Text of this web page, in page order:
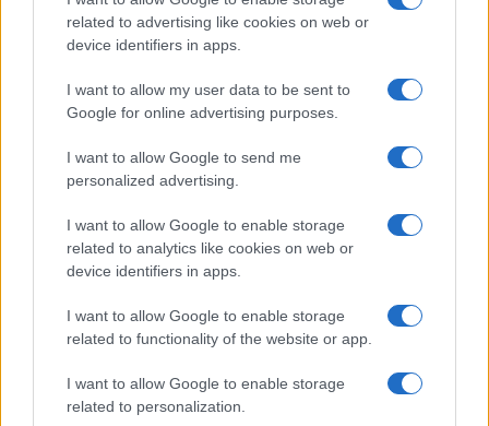
related to advertising like cookies on web or
device identifiers in apps.
I want to allow my user data to be sent to
Google for online advertising purposes.
I want to allow Google to send me
personalized advertising.
I want to allow Google to enable storage
related to analytics like cookies on web or
device identifiers in apps.
I want to allow Google to enable storage
related to functionality of the website or app.
I want to allow Google to enable storage
related to personalization.
nagyjai érkeznek, hogy megvitassák a zenei élet kérdéseit.
Philippe Weiss,Kendrick Lamar, Madonna és az RHCP
mixere kelet-európai jelentkezők zenéit várja, amikről
nyilvánosan mondja majd el véleményét. A limitált létszámú
workshopja. A Can music make you sick?című tanulmány
szerzője arra keresi a választ, hogy miért gyakoribbak a
illetve hogy ez a jelenség hogyan orvosolható.
Ezek mellett sok hasznos tudást zsebelhetnek be a
konferenciára jegyet váltó látogatók a fesztiválszervezés,